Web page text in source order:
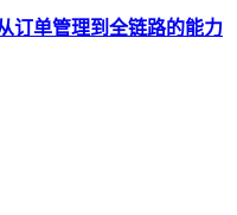
订单管理到全链路的能力